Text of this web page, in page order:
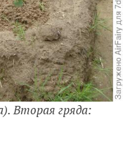
Вторая гряда: